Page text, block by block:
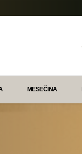
MESEČINA